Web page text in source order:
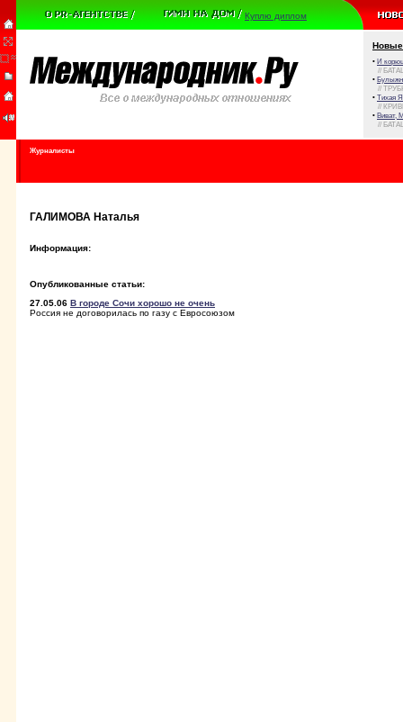
Куплю диплом
Новые
• И
//
•
//
• Тихая
//
• Виват,
//
Журналисты
ГАЛИМОВА Наталья
Информация:
Опубликованные статьи:
27.05.06 В городе Сочи хорошо не очень
Россия не договорилась по газу с Евросоюзом